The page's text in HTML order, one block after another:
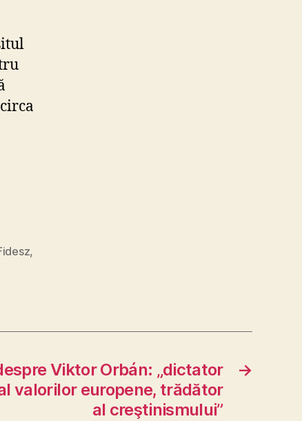
,
→
Viktor Orbán: „dictator
valorilor europene, trădător
al creştinismului”